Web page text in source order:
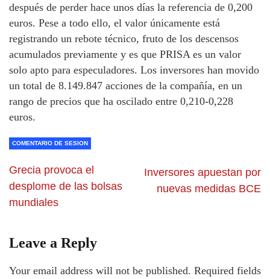
después de perder hace unos días la referencia de 0,200
euros. Pese a todo ello, el valor únicamente está
registrando un rebote técnico, fruto de los descensos
acumulados previamente y es que PRISA es un valor
solo apto para especuladores. Los inversores han movido
un total de 8.149.847 acciones de la compañía, en un
rango de precios que ha oscilado entre 0,210-0,228
euros.
COMENTARIO DE SESION
Grecia provoca el
desplome de las bolsas
mundiales
Inversores apuestan por
nuevas medidas BCE
Leave a Reply
Your email address will not be published. Required fields